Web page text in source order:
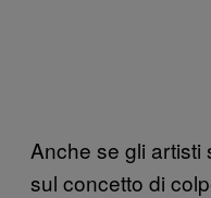
Anche se gli artisti
sul concetto di